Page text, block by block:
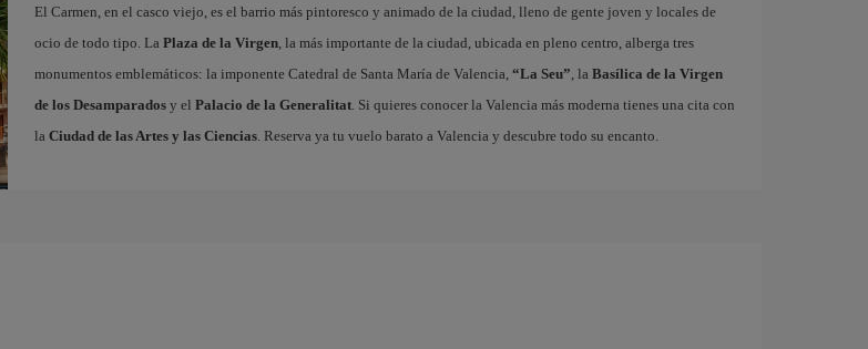
El Carmen, en el casco viejo, es el barrio más pintoresco y animado de la ciudad, lleno de gente joven y locales de
ocio de todo tipo. La Plaza de la Virgen, la más importante de la ciudad, ubicada en pleno centro, alberga tres
monumentos emblemáticos: la imponente Catedral de Santa María de Valencia, “La Seu”, la Basílica de la Virgen
de los Desamparadosy el Palacio de la Generalitat. Si quieres conocer la Valencia más moderna tienes una cita con
la Ciudad de las Artes y las Ciencias. Reserva ya tu vuelo barato a Valencia y descubre todo su encanto.